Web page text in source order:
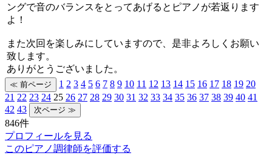
ングで音のバランスをとってあげるとピアノが若返ります
よ！
また次回を楽しみにしていますので、是非よろしくお願い
致します。
ありがとうございました。
1 2 3 4 5 6 7 8 9 10 11 12 13 14 15 16 17 18 19 20
21 22 23 24 25 26 27 28 29 30 31 32 33 34 35 36 37 38 39 40 41
42 43
846件
プロフィールを見る
このピアノ調律師を評価する